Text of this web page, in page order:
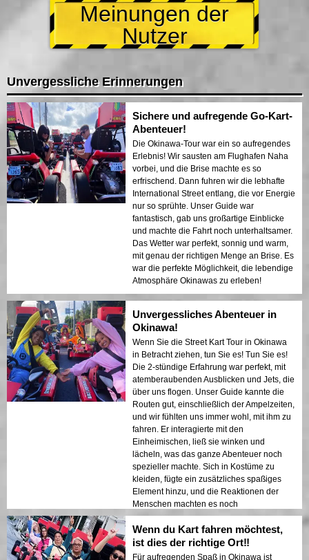
Meinungen der
Nutzer
Unvergessliche Erinnerungen
Sichere und aufregende Go-Kart-
Abenteuer!
Die Okinawa-Tour war ein so aufregendes
Erlebnis! Wir sausten am Flughafen Naha
vorbei, und die Brise machte es so
erfrischend. Dann fuhren wir die lebhafte
International Street entlang, die vor Energie
nur so sprühte. Unser Guide war
fantastisch, gab uns großartige Einblicke
und machte die Fahrt noch unterhaltsamer.
Das Wetter war perfekt, sonnig und warm,
mit genau der richtigen Menge an Brise. Es
war die perfekte Möglichkeit, die lebendige
Atmosphäre Okinawas zu erleben!
Unvergessliches Abenteuer in
Okinawa!
Wenn Sie die Street Kart Tour in Okinawa
in Betracht ziehen, tun Sie es! Tun Sie es!
Die 2-stündige Erfahrung war perfekt, mit
atemberaubenden Ausblicken und Jets, die
über uns flogen. Unser Guide kannte die
Routen gut, einschließlich der Ampelzeiten,
und wir fühlten uns immer wohl, mit ihm zu
fahren. Er interagierte mit den
Einheimischen, ließ sie winken und
lächeln, was das ganze Abenteuer noch
spezieller machte. Sich in Kostüme zu
kleiden, fügte ein zusätzliches spaßiges
Element hinzu, und die Reaktionen der
Menschen machten es noch
unvergesslicher. Das war eines der
Highlights unserer Reise nach Japan, und
ich kann es sehr empfehlen!
Wenn du Kart fahren möchtest,
ist dies der richtige Ort‼️
Für aufregenden Spaß in Okinawa ist